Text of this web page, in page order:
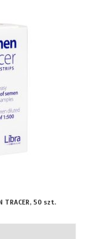
50 szt.